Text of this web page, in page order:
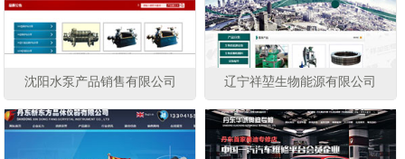
沈阳水泵产品销售有限公司 辽宁祥堃生物能源有限公司